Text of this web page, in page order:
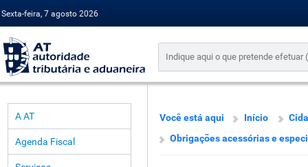
Sexta-feira, 7 agosto 2026
A AT
Agenda Fiscal
Você está aqui Início
Obrigações acessórias e